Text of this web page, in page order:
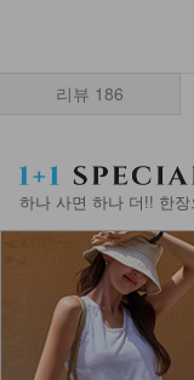
29,900
DM32-AC-
12,900
리뷰 186
하나 사면 하나 더!! 한